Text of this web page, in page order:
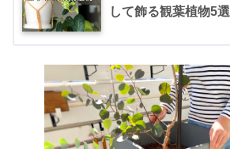
して飾る観葉植物5選